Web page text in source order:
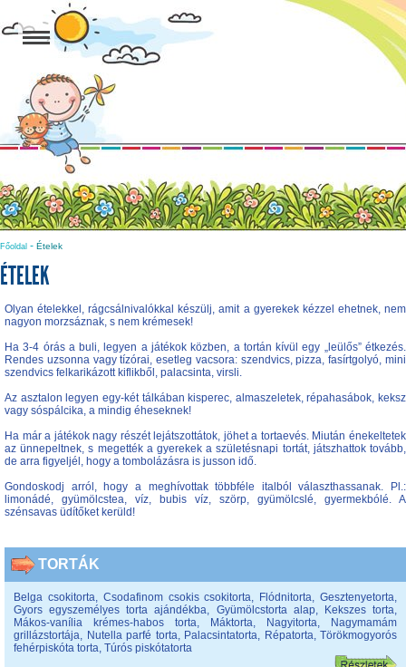
Főoldal - Ételek
ÉTELEK
Olyan ételekkel, rágcsálnivalókkal készülj, amit a gyerekek kézzel ehetnek, nem
nagyon morzsáznak, s nem krémesek!
Ha 3-4 órás a buli, legyen a játékok közben, a tortán kívül egy „leülős” étkezés.
Rendes uzsonna vagy tízórai, esetleg vacsora: szendvics, pizza, fasírtgolyó, mini
szendvics felkarikázott kiflikből, palacsinta, virsli.
Az asztalon legyen egy-két tálkában kisperec, almaszeletek, répahasábok, keksz
vagy sóspálcika, a mindig éheseknek!
Ha már a játékok nagy részét lejátszottátok, jöhet a tortaevés. Miután énekeltetek
az ünnepeltnek, s megették a gyerekek a születésnapi tortát, játszhattok tovább,
de arra figyeljél, hogy a tombolázásra is jusson idő.
Gondoskodj arról, hogy a meghívottak többféle italból választhassanak. Pl.:
limonádé, gyümölcstea, víz, bubis víz, szörp, gyümölcslé, gyermekbólé. A
szénsavas üdítőket kerüld!
TORTÁK
Belga csokitorta, Csodafinom csokis csokitorta, Flódnitorta,Gesztenyetorta,
Gyors egyszemélyes torta ajándékba, Gyümölcstorta alap, Kekszes torta,
Mákos-vanília krémes-habos torta, Máktorta, Nagyitorta,
Nagymamám
grillázstortája, Nutella parfé torta, Palacsintatorta, Répatorta, Törökmogyorós
fehérpiskóta torta, Túrós piskótatorta